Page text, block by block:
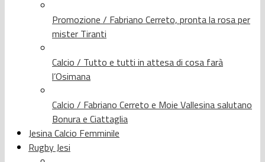
Promozione / Fabriano Cerreto, pronta la rosa per
mister Tiranti
Calcio / Tutto e tutti in attesa di cosa farà
l’Osimana
Calcio / Fabriano Cerreto e Moie Vallesina salutano
Bonura e Ciattaglia
Jesina Calcio Femminile
Rugby Jesi